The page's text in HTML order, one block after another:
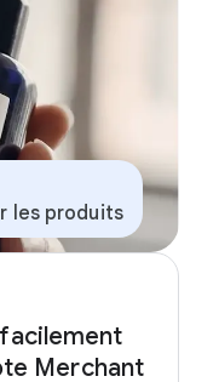
les produits
Merchant